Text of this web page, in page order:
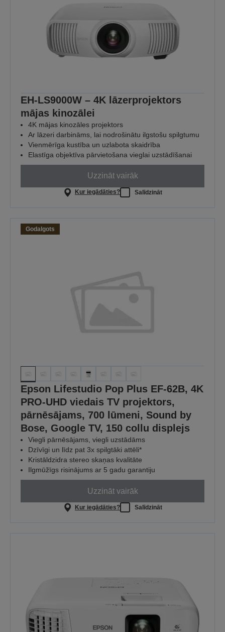
EH-LS9000W – 4K lāzerprojektors
mājas kinozālei
4K mājas kinozāles projektors
Ar lāzeri darbināms, lai nodrošinātu ilgstošu spilgtumu
Vienmērīga kustība un uzlabota skaidrība
Elastīga objektīva pārvietošana vieglai uzstādīšanai
Uzzināt vairāk
Kur iegādāties? Salīdzināt
Godalgots
Epson Lifestudio Pop Plus EF-62B, 4K
PRO-UHD viedais TV projektors,
pārnēsājams, 700 lūmeni, Sound by
Bose, Google TV, 150 collu displejs
Viegli pārnēsājams, viegli uzstādāms
Dzīvīgi un līdz pat 3x spilgtāki attēli*
Kristāldzidra stereo skaņas kvalitāte
Ilgmūžīgs risinājums ar 5 gadu garantiju
Uzzināt vairāk
Kur iegādāties? Salīdzināt